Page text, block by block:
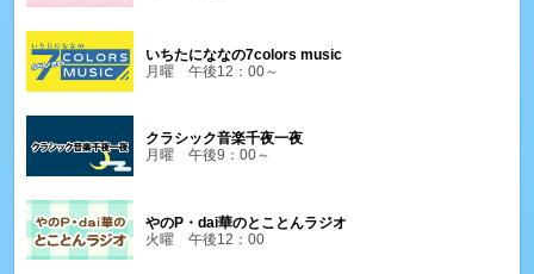
いちたにななの7colors music
月曜 午後12：00～
クラシック音楽千夜一夜
月曜 午後9：00～
やのP・dai華のとことんラジオ
火曜 午後12：00